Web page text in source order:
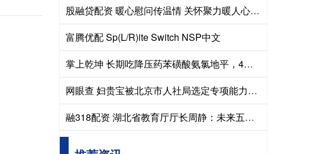
股融贷配资 暖心慰问传温情 关怀聚力暖人心——市、县总工会先后走访慰问困难职工和劳模
富腾优配 Sp(L/R)ite Switch NSP中文
掌上乾坤 长期吃降压药苯磺酸氨氯地平，4个危害要重视！ 苯磺酸氨氯地平是国内使
网眼查 妇贵宝被北京市人社局选定专项能力考试指定考点
融318配资 湖北省教育厅厅长周静：未来五年高中学位供给超90%